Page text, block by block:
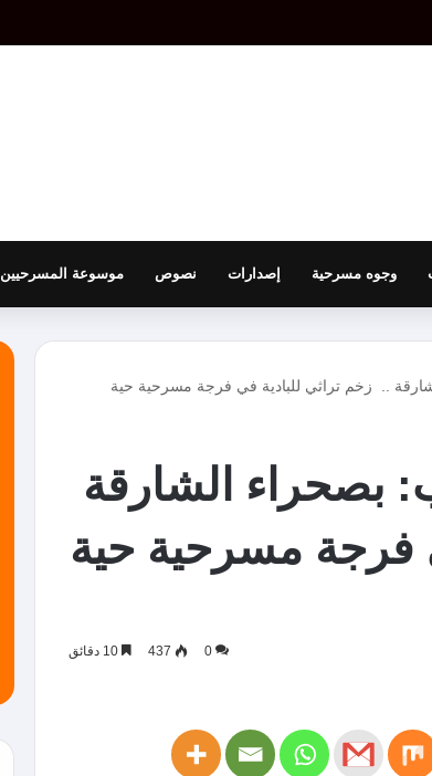
وجوه مسرحية إصدارات نصوص موسوعة المسرحيين
.. زخم تراثي للبادية في فرجة مسرحية حية
بصحراء الشارقة
فرجة مسرحية حية
0
437